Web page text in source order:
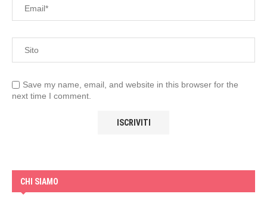
Save my name, email, and website in this browser for the
next time I comment.
CHI SIAMO